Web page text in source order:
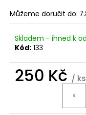
Můžeme doručit do:
Skladem - ihned k
Kód: 133
250 Kč / ks
D